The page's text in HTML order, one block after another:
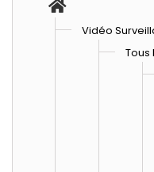
Vidéo
Tous